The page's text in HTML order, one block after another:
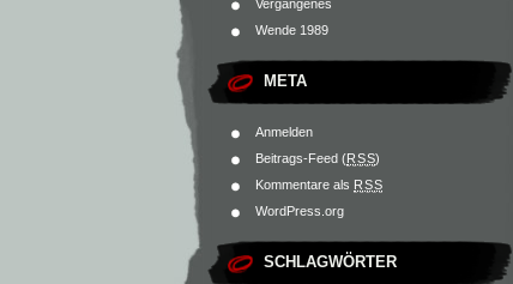
Vergangenes
Wende 1989
META
Anmelden
Beitrags-Feed (RSS)
Kommentare als RSS
WordPress.org
SCHLAGWÖRTER